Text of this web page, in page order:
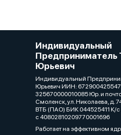
Индивидуальный
Предприниматель
Юрьевич
Индивидуальный
Юрьевич ИИН:
325670000010085 Юр. и
Смоленск, ул. Николаева, д.
ВТБ (ПАО) БИК 044525411 К/с
с 40802810209770001696
Работает на эффективном